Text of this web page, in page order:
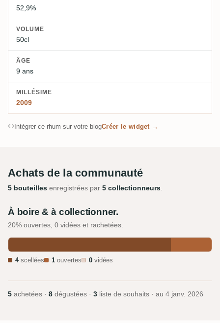
52,9%
VOLUME
50cl
ÂGE
9 ans
MILLÉSIME
2009
Intégrer ce rhum sur votre blogCréer le widget →
Achats de la communauté
5 bouteilles enregistrées par 5 collectionneurs.
À boire & à collectionner.
20% ouvertes, 0 vidées et rachetées.
4scellées 1 ouvertes 0 vidées
5 achetées · 8 dégustées · 3 liste de souhaits · au 4 janv. 2026